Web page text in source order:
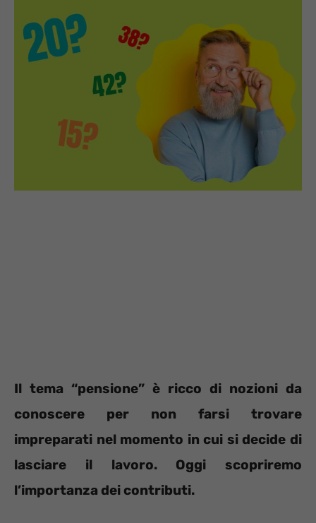
Il tema “pensione” è ricco di nozioni da
conoscere per non farsi trovare
impreparati nel momento in cui si decide di
lasciare il lavoro. Oggi scopriremo
l’importanza dei contributi.